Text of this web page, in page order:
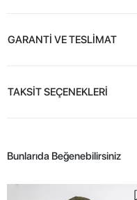
GARANTİ VE TESLİMAT
TAKSİT SEÇENEKLERİ
Bunlarıda Beğenebilirsiniz